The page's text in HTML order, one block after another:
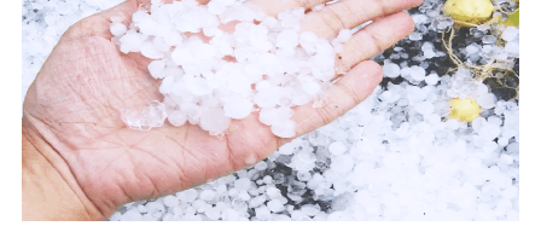
（なお、当社は複数の保険会社と取引があり、取得した個人
情報を取引のある他の保険会社の商品・サービスをご提案す
るために利用させていただくことがあります。）
上記に係る連絡・手続き・管理等付帯業務を行うため
3.セミナー募集サイトから取得した個人情報
各種セミナーの案内、開催のため
上記に係る連絡・手続き・管理等付帯業務を行うため